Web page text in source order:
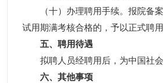
（十）办理聘用手续。报院备案
试用期满考核合格的，予以正式聘
五、聘用待遇
拟聘人员经聘用后，为中国社会
六、其他事项